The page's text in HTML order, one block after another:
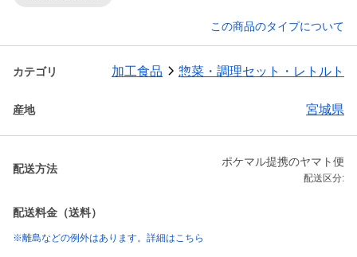
この商品のタイプについて
カテゴリ 加工食品 惣菜・調理セット・レトルト
産地 宮城県
配送方法
ポケマル提携のヤマト便
配送区分:
配送料金（送料）
※離島などの例外はあります。詳細はこちら